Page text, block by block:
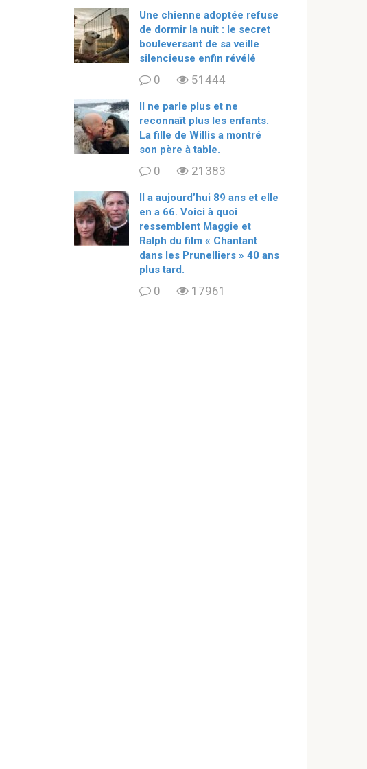
Une chienne adoptée refuse
de dormir la nuit : le secret
bouleversant de sa veille
silencieuse enfin révélé
0 51444
Il ne parle plus et ne
reconnaît plus les enfants.
La fille de Willis a montré
son père à table.
0 21383
ll a aujourd’hui 89 ans et elle
en a 66. Voici à quoi
ressemblent Maggie et
Ralph du film « Chantant
dans les Prunelliers » 40 ans
plus tard.
0 17961